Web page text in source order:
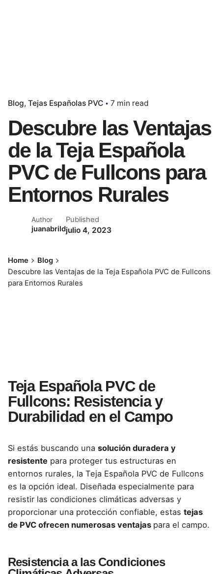
Blog Tejas Españolas PVC 7 min read
Descubre las Ventajas
de la Teja Española
PVC de Fullcons para
Entornos Rurales
Author
juanabrild
Published
julio 4, 2023
Home
Blog
Descubre las Ventajas de la Teja Española PVC de Fullcons
para Entornos Rurales
Teja Española PVC de
Fullcons: Resistencia y
Durabilidad en el Campo
Si estás buscando una solución duradera y
resistente para proteger tus estructuras en
entornos rurales, la Teja Española PVC de Fullcons
es la opción ideal. Diseñada especialmente para
resistir las condiciones climáticas adversas y
proporcionar una protección confiable, estas tejas
de PVC ofrecen numerosas ventajas para el campo.
Resistencia a las Condiciones